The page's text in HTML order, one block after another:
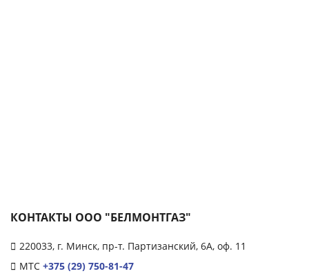
КОНТАКТЫ ООО "БЕЛМОНТГАЗ"
220033, г. Минск, пр-т. Партизанский, 6А, оф. 11
МТС +375 (29) 750-81-47